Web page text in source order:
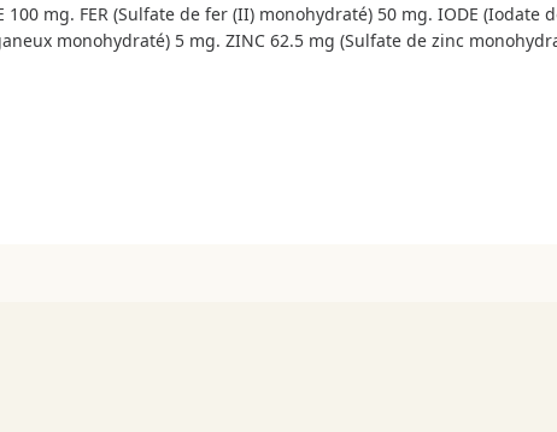
mg. FER (Sulfate de fer (II) monohydraté) 50 mg. IODE (Iodate
monohydraté) 5 mg. ZINC 62.5 mg (Sulfate de zinc